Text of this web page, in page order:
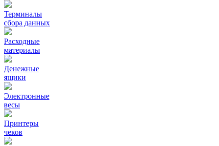
Терминалы
сбора данных
Расходные
материалы
Денежные
ящики
Электронные
весы
Принтеры
чеков